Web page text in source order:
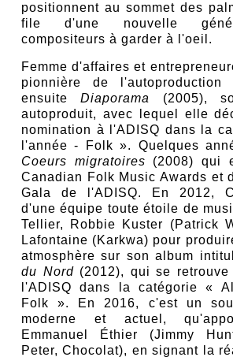
positionnent au sommet des
file d'une nouvelle
compositeurs à garder à l'oeil.
Femme d'affaires et
pionnière de
ensuiteDiaporama
(2005),
autoproduit, avec lequel elle
nomination à l'ADISQ dans la
l'année - Folk ». Quelques
Coeurs migratoires (2008) qui
Canadian Folk Music Awards et
Gala de l'ADISQ. En 2012,
d'une équipe toute étoile de
Tellier, Robbie Kuster (Patrick
Lafontaine (Karkwa) pour
atmosphère sur son album
du Nord(2012), qui se
l'ADISQ dans la catégorie «
Folk ». En 2016, c'est un
moderne et actuel,
Emmanuel Éthier (Jimmy
Peter, Chocolat), en signant la